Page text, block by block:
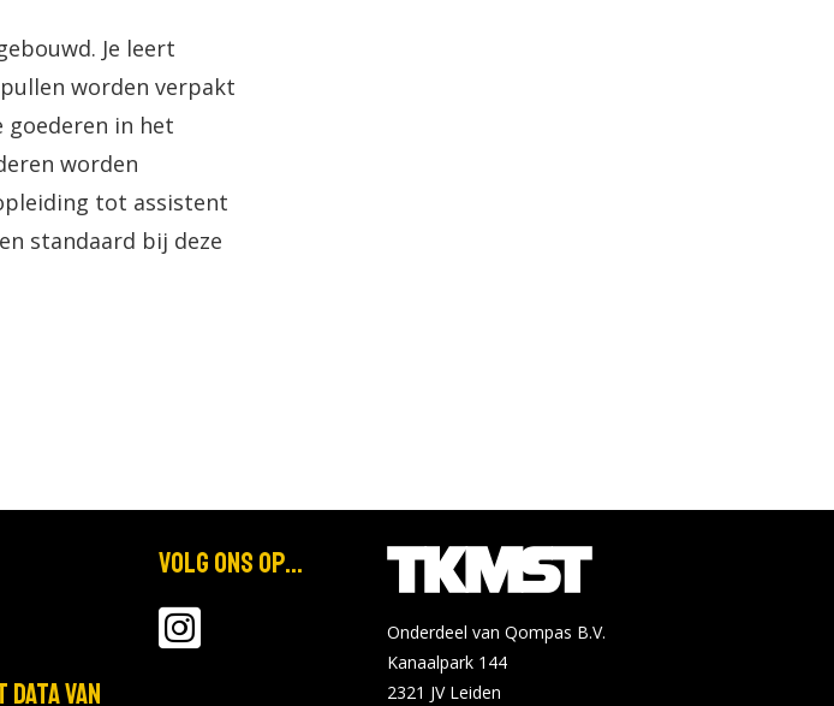
Je leert
worden verpakt
goederen in het
worden
tot assistent
standaard bij deze
van
Volg ons op...
Onderdeel van Qompas B.V.
Kanaalpark 144
2321 JV Leiden